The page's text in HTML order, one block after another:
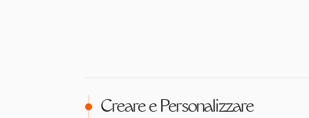
Creare e Personalizzare